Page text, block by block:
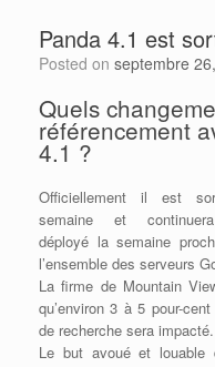
Panda 4.1 est
Posted on septembre
Quels
référencement
4.1 ?
Officiellement il est
semaine et
déployé la semaine
l’ensemble des serveurs
La firme de Mountain
qu’environ 3 à 5 pour-
de recherche sera impacté.
Le but avoué et louable